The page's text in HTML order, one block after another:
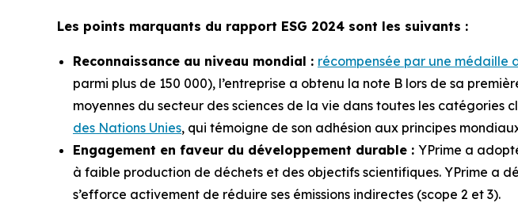
Les points marquants du rapport ESG 2024 sont les suivants :
Reconnaissance au niveau mondial : récompensée par une médaille
parmi plus de 150 000), l’entreprise a obtenu la note B lors de sa
moyennes du secteur des sciences de la vie dans toutes les catégories
des Nations Unies, qui témoigne de son adhésion aux principes
Engagement en faveur du développement durable : YPrime a
à faible production de déchets et des objectifs scientifiques. YPrime a
s’efforce activement de réduire ses émissions indirectes (scope 2 et 3).